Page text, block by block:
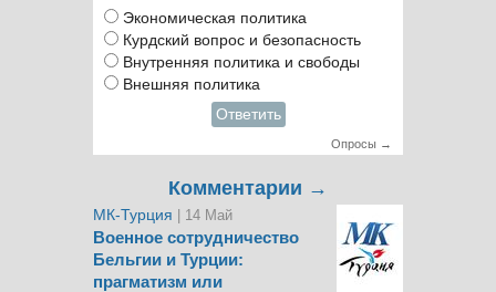
Экономическая политика
Курдский вопрос и безопасность
Внутренняя политика и свободы
Внешняя политика
Ответить
Опросы →
Комментарии →
МК-Турция | 14 Май
Военное сотрудничество
Бельгии и Турции:
прагматизм или